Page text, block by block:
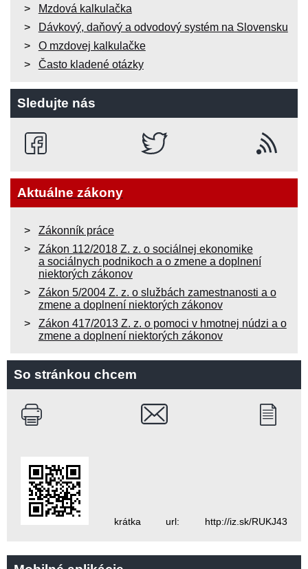
Mzdová kalkulačka
Dávkový, daňový a odvodový systém na Slovensku
O mzdovej kalkulačke
Často kladené otázky
Sledujte nás
Aktuálne zákony
Zákonník práce
Zákon 112/2018 Z. z. o sociálnej ekonomike
a sociálnych podnikoch a o zmene a doplnení
niektorých zákonov
Zákon 5/2004 Z. z. o službách zamestnanosti a o
zmene a doplnení niektorých zákonov
Zákon 417/2013 Z. z. o pomoci v hmotnej núdzi a o
zmene a doplnení niektorých zákonov
So stránkou chcem
krátka url: http://iz.sk/RUKJ43